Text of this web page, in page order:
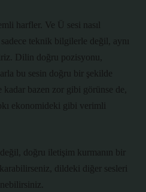
harfler. Ve Ü sesi nasıl
sadece teknik bilgilerle değil, aynı
Dilin doğru pozisyonu,
bu sesin doğru bir şekilde
kadar bazen zor gibi görünse de,
ekonomideki gibi verimli
doğru iletişim kurmanın bir
dildeki diğer sesleri